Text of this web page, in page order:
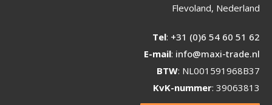
Flevoland, Nederland
Tel: +31 (0)6 54 60 51 62
E-mail: info@maxi-trade.nl
BTW: NL001591968B37
KvK-nummer: 39063813